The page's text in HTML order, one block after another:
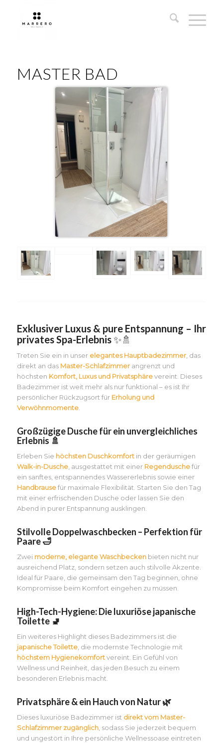
MASTER BAD
MasterBad
Exklusiver Luxus & pure Entspannung – Ihr
privates Spa-Erlebnis✨🚿
Treten Sie ein in unser elegantes Hauptbadezimmer, das
direkt an das Master-Schlafzimmerangrenzt und
höchsten Komfort, Luxus und Privatsphärevereint. Dieses
Badezimmer ist weit mehr als nur funktional – es ist Ihr
persönlicher Rückzugsort für Erholung und
Verwöhnmomente.
Großzügige Dusche für ein unvergleichliches
Erlebnis 🚿
Erleben Sie höchsten Duschkomfortin der geräumigen
Walk-in-Dusche, ausgestattet mit einer Regenduschefür
ein sanftes, entspannendes Wassererlebnis sowie einer
Handbrausefür maximale Flexibilität. Starten Sie den Tag
mit einer erfrischenden Dusche oder lassen Sie den
Abend in purer Entspannung ausklingen.
Stilvolle Doppelwaschbecken – Perfektion für
Paare 🛁
Zwei moderne, elegante Waschbeckenbieten nicht nur
ausreichend Platz, sondern setzen auch stilvolle Akzente.
Ideal für Paare, die gemeinsam den Tag beginnen, ohne
Kompromisse beim Komfort eingehen zu müssen.
High-Tech-Hygiene: Die luxuriöse japanische
Toilette 🚽
Ein weiteres Highlight dieses Badezimmers ist die
japanische Toilette, die modernste Technologie mit
höchstem Hygienekomfortvereint. Ein Gefühl von
Wellness und Reinheit, das jeden Besuch zu einem
besonderen Erlebnis macht.
Privatsphäre & ein Hauch von Natur 🌿
Dieses luxuriöse Badezimmer ist direkt vom Master-
Schlafzimmer zugänglich, sodass Sie jederzeit bequem
und ungestört in Ihre persönliche Wellnessoase eintreten